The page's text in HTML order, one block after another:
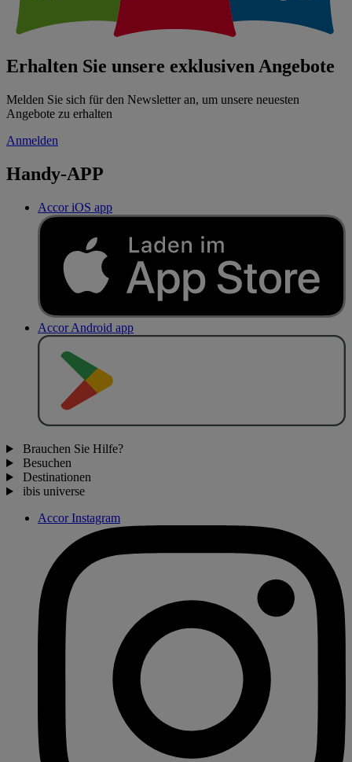
Erhalten Sie unsere exklusiven Angebote
Melden Sie sich für den Newsletter an, um unsere neuesten
Angebote zu erhalten
Anmelden
Handy-APP
Accor iOS app
Accor Android app
Brauchen Sie Hilfe?
Besuchen
Destinationen
ibis universe
Accor Instagram